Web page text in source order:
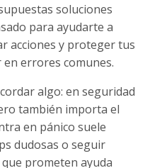
soluciones
para ayudarte a
acciones y proteger tus
errores comunes.
algo: en seguridad
también importa el
en pánico suele
dudosas o seguir
prometen ayuda